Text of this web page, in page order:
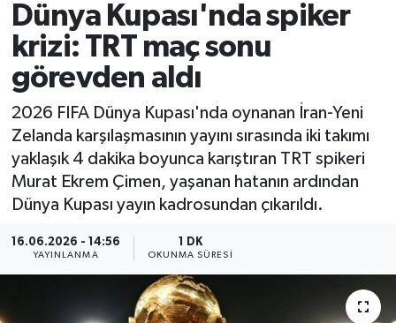
Dünya Kupası'nda spiker
krizi: TRT maç sonu
görevden aldı
2026 FIFA Dünya Kupası'nda oynanan İran-Yeni
Zelanda karşılaşmasının yayını sırasında iki takımı
yaklaşık 4 dakika boyunca karıştıran TRT spikeri
Murat Ekrem Çimen, yaşanan hatanın ardından
Dünya Kupası yayın kadrosundan çıkarıldı.
16.06.2026 - 14:56
YAYINLANMA
1 DK
OKUNMA SÜRESI
DÜNYA
SPOR
MAGAZİN
KÜLTÜR SANAT
SAĞLIK
BİLİM VE TEKNOLOJİ
Süper Lig Puan Durumu ve Fikstür
Tüm Manşetler
Son Dakika Haberleri
Haber Arşivi